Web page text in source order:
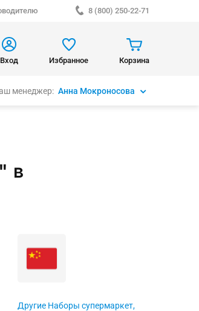
8 (800) 250-22-71
Вход Избранное Корзина
менеджер: Анна Мокроносова
в
Другие Наборы супермаркет,